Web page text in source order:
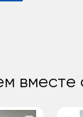
вместе